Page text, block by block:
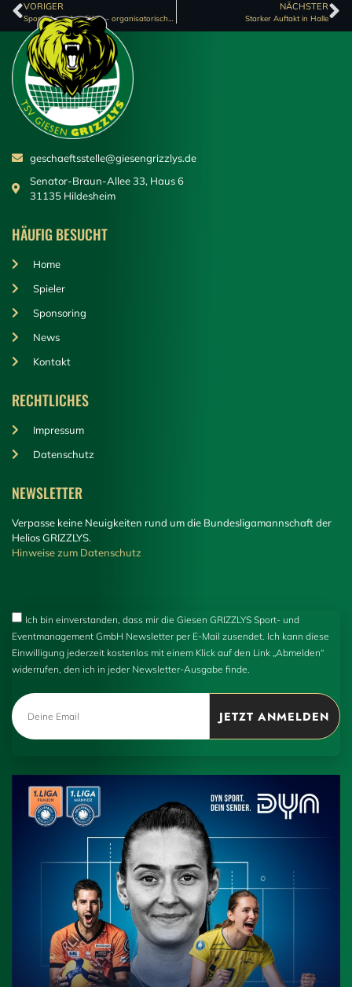
VORIGER NÄCHSTER
Starker Auftakt in Halle
geschaeftsstelle@giesengrizzlys.de
Senator-Braun-Allee 33, Haus 6
31135 Hildesheim
HÄUFIG BESUCHT
Home
Spieler
Sponsoring
News
Kontakt
RECHTLICHES
Impressum
Datenschutz
NEWSLETTER
Verpasse keine Neuigkeiten rund um die Bundesligamannschaft der
Helios GRIZZLYS.
Hinweise zum Datenschutz
Ich bin einverstanden, dass mir die Giesen GRIZZLYS Sport- und
Eventmanagement GmbH Newsletter per E-Mail zusendet. Ich kann diese
Einwilligung jederzeit kostenlos mit einem Klick auf den Link „Abmelden“
widerrufen, den ich in jeder Newsletter-Ausgabe finde.
JETZT ANMELDEN